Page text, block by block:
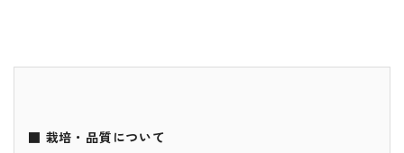
■ 栽培・品質について